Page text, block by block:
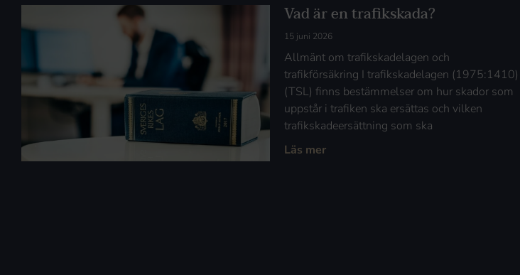
Vad är en trafikskada?
15 juni 2026
Allmänt om trafikskadelagen och
trafikförsäkring I trafikskadelagen (1975:1410)
(TSL) finns bestämmelser om hur skador som
uppstår i trafiken ska ersättas och vilken
trafikskadeersättning som ska
Läs mer